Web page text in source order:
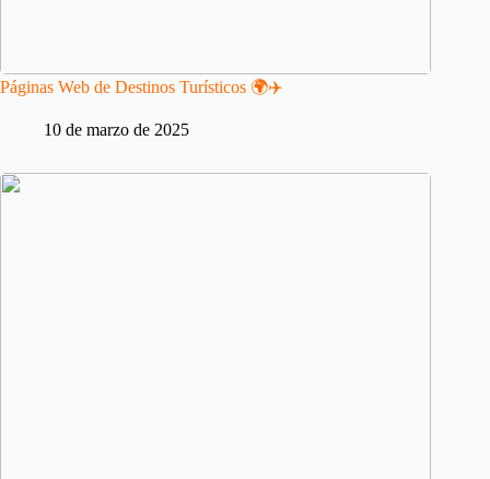
Páginas Web de Destinos Turísticos 🌍✈️
10 de marzo de 2025